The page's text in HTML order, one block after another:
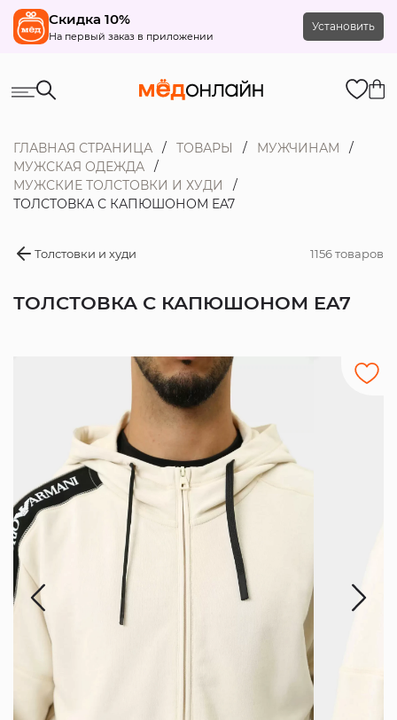
Скидка 10%
На первый заказ в приложении
Установить
ГЛАВНАЯ СТРАНИЦА ТОВАРЫ
МУЖЧИНАМ
МУЖСКАЯ ОДЕЖДА
МУЖСКИЕ ТОЛСТОВКИ И ХУДИ
ТОЛСТОВКА С КАПЮШОНОМ EA7
Толстовки и худи 1156 товаров
ТОЛСТОВКА С КАПЮШОНОМ EA7